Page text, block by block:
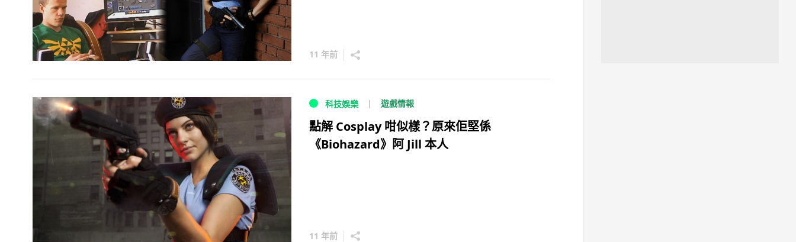
11 年前
科技娛樂 遊戲情報
點解 Cosplay 咁似樣？原來佢堅係
《Biohazard》阿 Jill 本人
11 年前